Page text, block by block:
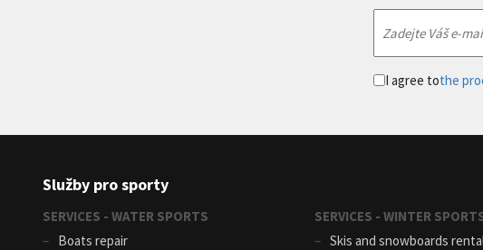
I agree tothe
Služby pro sporty
SERVICES - WATER SPORTS
Boats repair
SERVICES - WINTER
Skis and snowboards